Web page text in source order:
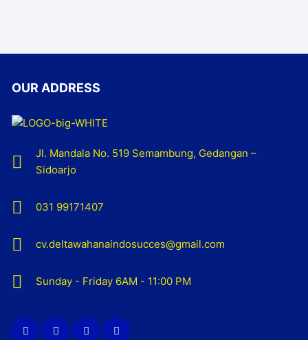
OUR ADDRESS
Jl. Mandala No. 519 Semambung, Gedangan –
Sidoarjo
031 99171407
cv.deltawahanaindosucces@gmail.com
Sunday - Friday 6AM - 11:00 PM